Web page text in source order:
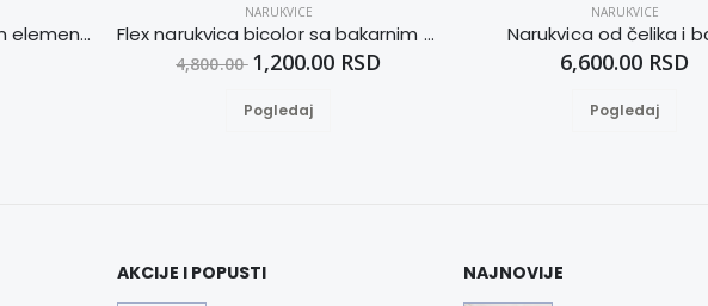
Flex narukvica sa bakarnim elementima L
NARUKVICE
Flex narukvica bicolor sa bakarnim elementima XL
4,800.00 1,200.00 RSD
Pogledaj
NARUKVICE
Narukvica od čelika i
6,600.00 RSD
Pogledaj
AKCIJE I POPUSTI NAJNOVIJE